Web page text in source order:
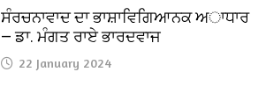
ਸੰਰਚਨਾਵਾਦ ਦਾ ਭਾਸ਼ਾਵਿਗਿਆਨਕ ਅਾਧਾਰ
— ਡਾ. ਮੰਗਤ ਰਾਏ ਭਾਰਦਵਾਜ
22 January 2024